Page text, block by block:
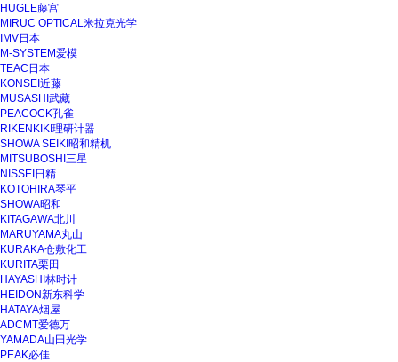
HUGLE藤宫
MIRUC OPTICAL米拉克光学
IMV日本
M-SYSTEM爱模
TEAC日本
KONSEI近藤
MUSASHI武藏
PEACOCK孔雀
RIKENKIKI理研计器
SHOWA SEIKI昭和精机
MITSUBOSHI三星
NISSEI日精
KOTOHIRA琴平
SHOWA昭和
KITAGAWA北川
MARUYAMA丸山
KURAKA仓敷化工
KURITA栗田
HAYASHI林时计
HEIDON新东科学
HATAYA烟屋
ADCMT爱德万
YAMADA山田光学
PEAK必佳